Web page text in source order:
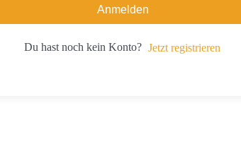
Anmelden
Du hast noch kein Konto? Jetzt registrieren